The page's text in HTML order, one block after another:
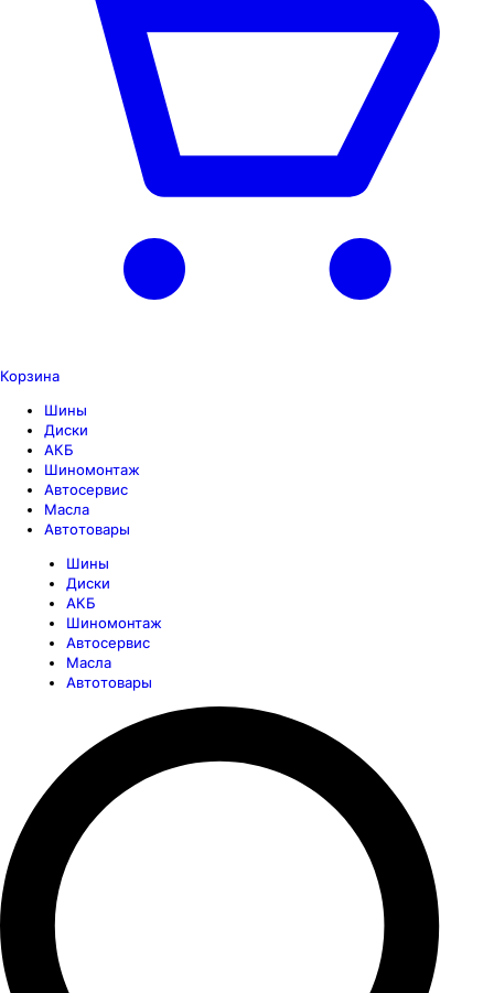
Корзина
Шины
Диски
АКБ
Шиномонтаж
Автосервис
Масла
Автотовары
Шины
Диски
АКБ
Шиномонтаж
Автосервис
Масла
Автотовары